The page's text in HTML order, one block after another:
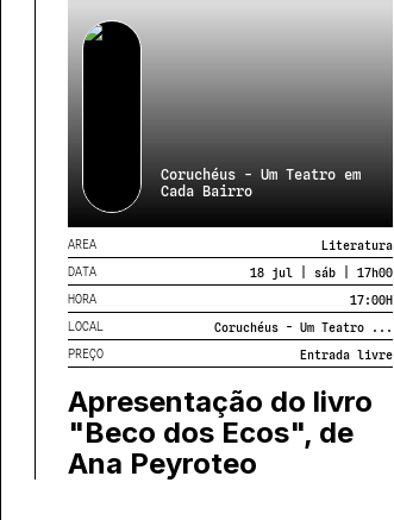
Coruchéus - Um Teatro em
Cada Bairro
AREA
Literatura
DATA
18 jul | sáb | 17h00
HORA
17:00H
LOCAL
Coruchéus - Um Teatro ...
PREÇO
Entrada livre
Apresentação do livro
"Beco dos Ecos", de
Ana Peyroteo